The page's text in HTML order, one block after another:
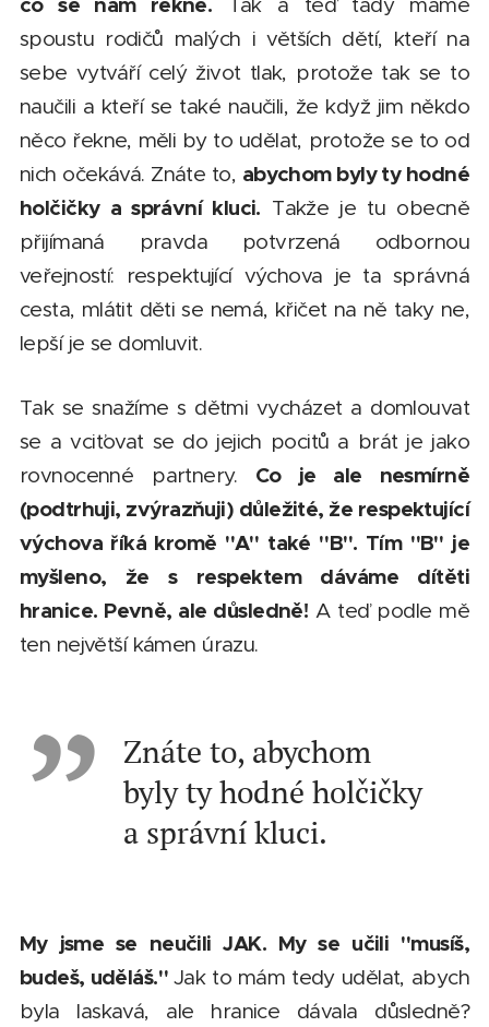
spoustu rodičů malých i větších dětí, kteří na
sebe vytváří celý život tlak, protože tak se to
naučili a kteří se také naučili, že když jim někdo
něco řekne, měli by to udělat, protože se to od
nich očekává. Znáte to, abychom byly ty hodné
holčičky a správní kluci. Takže je tu obecně
přijímaná pravda potvrzená odbornou
veřejností: respektující výchova je ta správná
cesta, mlátit děti se nemá, křičet na ně taky ne,
lepší je se domluvit.
Tak se snažíme s dětmi vycházet a domlouvat
se a vciťovat se do jejich pocitů a brát je jako
rovnocenné partnery. Co je ale nesmírně
(podtrhuji, zvýrazňuji) důležité, že respektující
výchova říká kromě "A" také "B". Tím "B" je
myšleno, že s respektem dáváme dítěti
hranice. Pevně, ale důsledně! A teď podle mě
ten největší kámen úrazu.
Znáte to, abychom
byly ty hodné holčičky
a správní kluci.
My jsme se neučili JAK. My se učili "musíš,
budeš, uděláš." Jak to mám tedy udělat, abych
byla laskavá, ale hranice dávala důsledně?